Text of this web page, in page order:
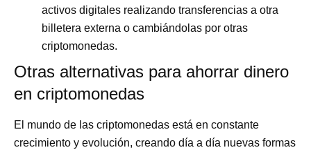
activos digitales realizando transferencias a otra
billetera externa o cambiándolas por otras
criptomonedas.
Otras alternativas para ahorrar dinero
en criptomonedas
El mundo de las criptomonedas está en constante
crecimiento y evolución, creando día a día nuevas formas